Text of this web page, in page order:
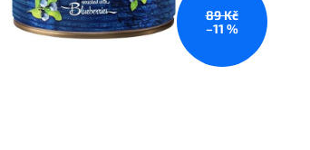
89 Kč
–11 %